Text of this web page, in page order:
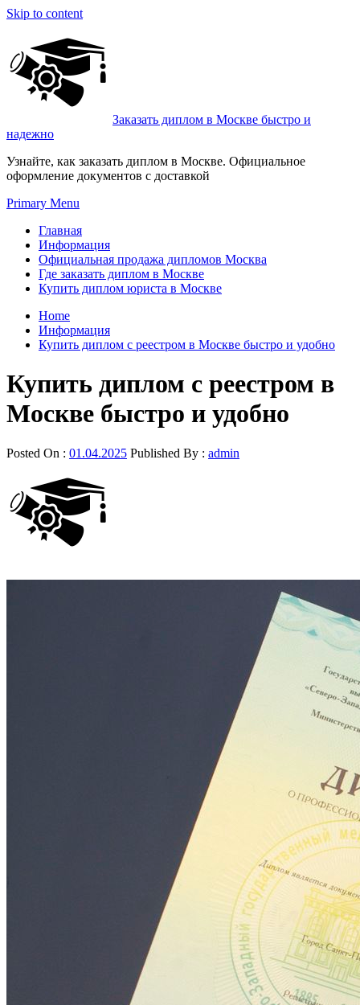
Skip to content
Заказать диплом в Москве быстро и
надежно
Узнайте, как заказать диплом в Москве. Официальное
оформление документов с доставкой
Primary Menu
Главная
Информация
Официальная продажа дипломов Москва
Где заказать диплом в Москве
Купить диплом юриста в Москве
Home
Информация
Купить диплом с реестром в Москве быстро и удобно
Купить диплом с реестром в
Москве быстро и удобно
Posted On : 01.04.2025 Published By : admin